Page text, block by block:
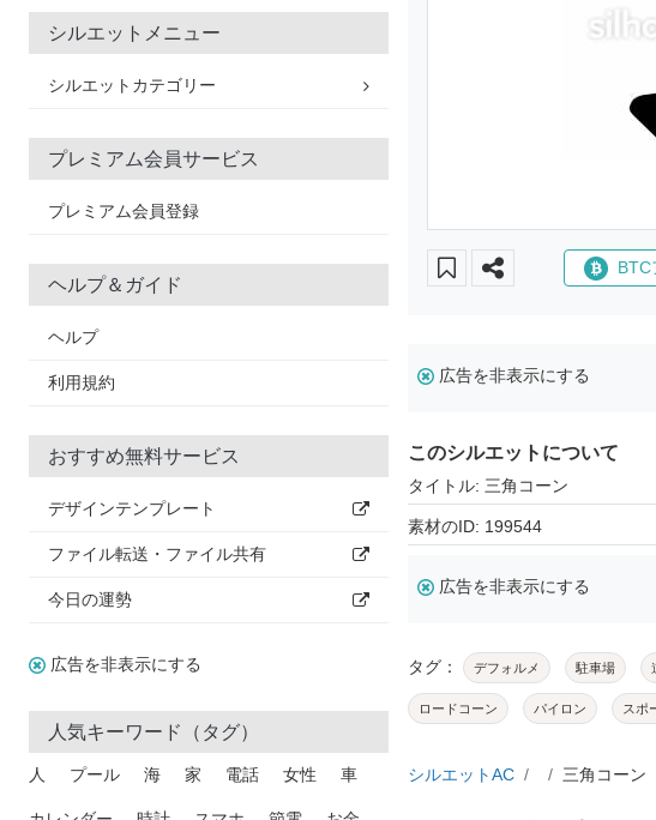
シルエットメニュー
シルエットカテゴリー
プレミアム会員サービス
プレミアム会員登録
ヘルプ＆ガイド
ヘルプ
利用規約
おすすめ無料サービス
デザインテンプレート
ファイル転送・ファイル共有
今日の運勢
広告を非表示にする
人気キーワード（タグ）
人 プール 海 家 電話 女性 車
BTC
広告を非表示にする
このシルエットについて
タイトル: 三角コーン
素材のID: 199544
広告を非表示にする
タグ： デフォルメ 駐車場
ロードコーン パイロン スポ
シルエットAC 三角コーン